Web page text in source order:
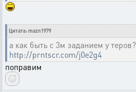
Цитата: mazn1979
а как быть с 3м заданием у теров?
http://prntscr.com/j0e2g4
поправим